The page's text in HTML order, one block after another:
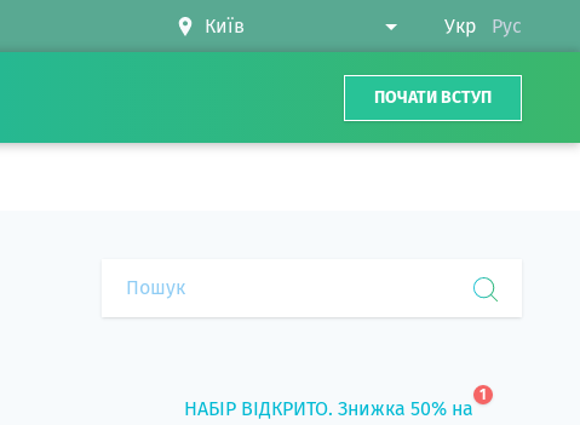
Укр Рус
ПОЧАТИ ВСТУП
НАБІР ВІДКРИТО. Знижка 50% на
1